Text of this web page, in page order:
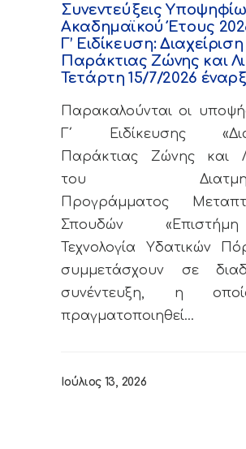
Συνεντεύξεις
Ακαδημαϊκού Έτους
Γ’ Ειδίκευση: Διαχείριση
Παράκτιας Ζώνης και
Τετάρτη 15/7/2026
Παρακαλούνται οι
Γ΄ Ειδίκευσης
Παράκτιας Ζώνης και
του
Προγράμματος
Σπουδών
Τεχνολογία Υδατικών
συμμετάσχουν σε
συνέντευξη, η
πραγματοποιηθεί…
Ιούλιος 13, 2026